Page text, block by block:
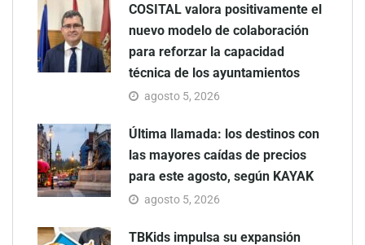
COSITAL valora positivamente el
nuevo modelo de colaboración
para reforzar la capacidad
técnica de los ayuntamientos
agosto 5, 2026
Última llamada: los destinos con
las mayores caídas de precios
para este agosto, según KAYAK
agosto 5, 2026
TBKids impulsa su expansión